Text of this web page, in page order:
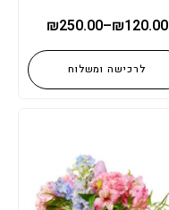
₪120.00
–
₪250.00
לרכישה ומשלוח